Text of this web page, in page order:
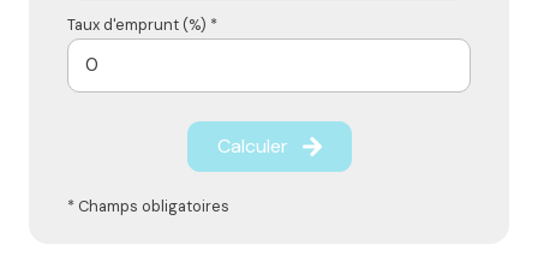
Taux d'emprunt (%) *
Calculer
* Champs obligatoires